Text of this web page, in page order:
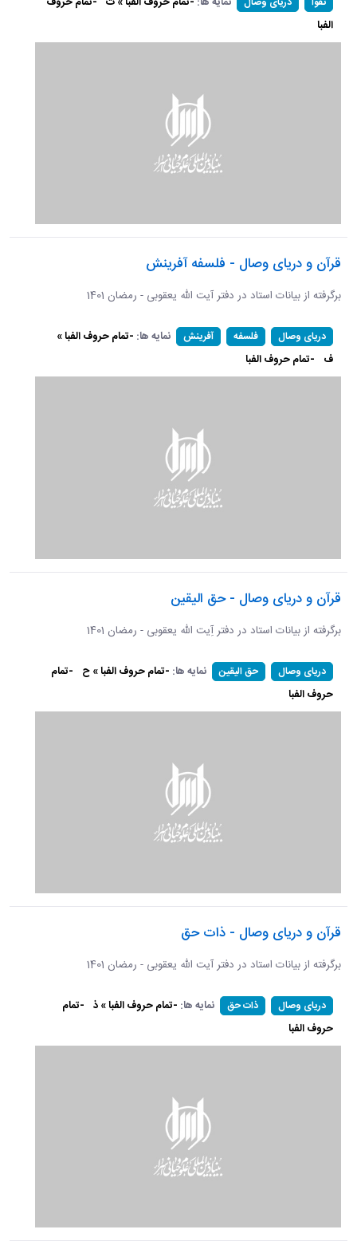
الفبا
قرآن و دریای وصال - فلسفه آفرینش
برگرفته از بیانات استاد در دفتر آیت الله یعقوبی - رمضان 1401
دریای وصال فلسفه آفرینش نمایه ها: -تمام حروف الفبا »
ف -تمام حروف الفبا
قرآن و دریای وصال - حق الیقین
برگرفته از بیانات استاد در دفتر آِیت الله یعقوبی - رمضان 1401
دریای وصال حق الیقین نمایه ها: -تمام حروف الفبا » ح -تمام
حروف الفبا
قرآن و دریای وصال - ذات حق
برگرفته از بیانات استاد در دفتر آیت الله یعقوبی - رمضان 1401
دریای وصال ذات حق نمایه ها: -تمام حروف الفبا » ذ -تمام
حروف الفبا